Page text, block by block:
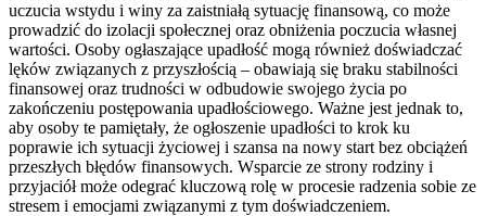
uczucia wstydu i winy za zaistniałą sytuację finansową, co może
prowadzić do izolacji społecznej oraz obniżenia poczucia własnej
wartości. Osoby ogłaszające upadłość mogą również doświadczać
lęków związanych z przyszłością – obawiają się braku stabilności
finansowej oraz trudności w odbudowie swojego życia po
zakończeniu postępowania upadłościowego. Ważne jest jednak to,
aby osoby te pamiętały, że ogłoszenie upadłości to krok ku
poprawie ich sytuacji życiowej i szansa na nowy start bez obciążeń
przeszłych błędów finansowych. Wsparcie ze strony rodziny i
przyjaciół może odegrać kluczową rolę w procesie radzenia sobie ze
stresem i emocjami związanymi z tym doświadczeniem.